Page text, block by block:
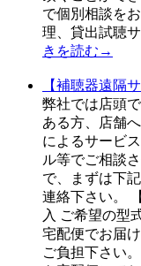
で個別相談を
理、貸出試聴
きを読む→
【補聴器遠隔
弊社では店頭
ある方、店舗
によるサービ
ル等でご相談
で、まずは下
連絡下さい。
入 ご希望の型
宅配便でお届
ご負担下さい